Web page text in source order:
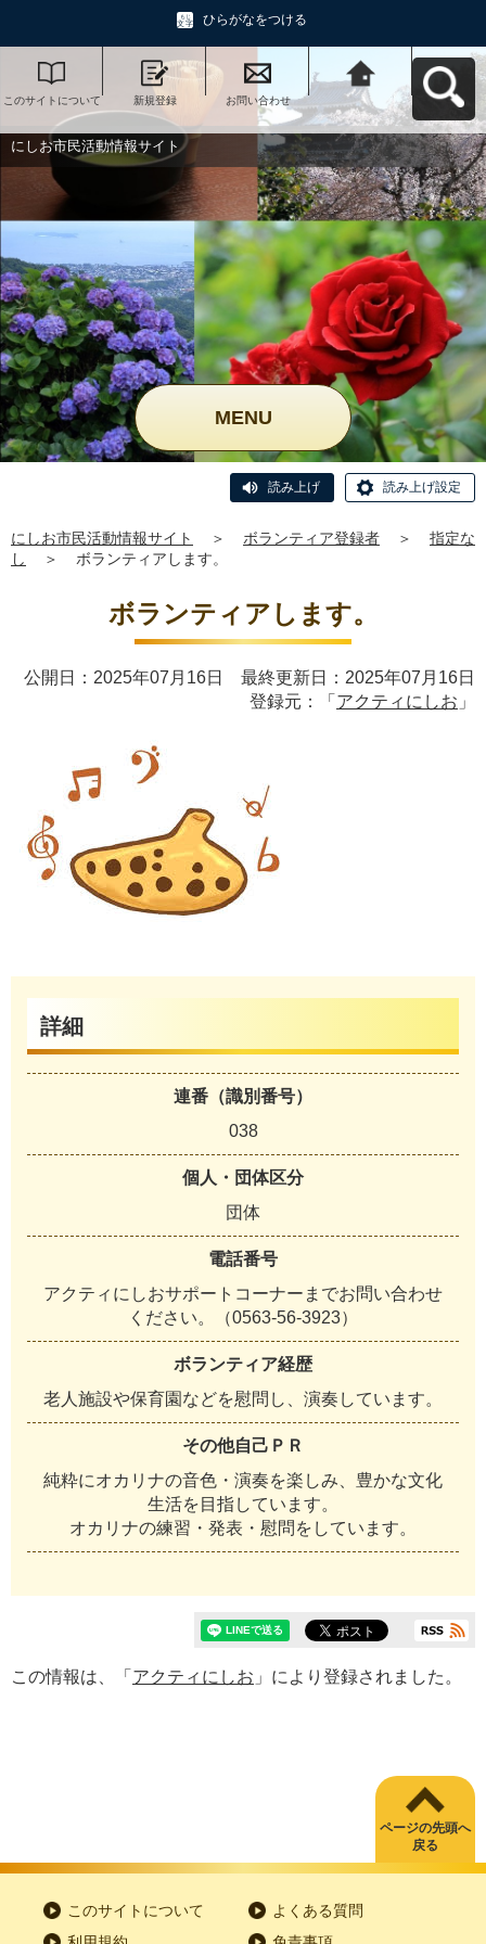
ひらがなをつける
このサイトについて 新規登録 お問い合わせ
にしお市民活動情報
サイトへ戻る
にしお市民活動情報サイト
MENU
読み上げ 読み上げ設定
にしお市民活動情報サイト ＞ ボランティア登録者 ＞
指定な
し
＞ ボランティアします。
ボランティアします。
公開日：2025年07月16日 最終更新日：2025年07月16日
登録元：「 アクティにしお 」
詳細
連番（識別番号）
038
個人・団体区分
団体
電話番号
アクティにしおサポートコーナーまでお問い合わせ
ください。（0563-56-3923）
ボランティア経歴
老人施設や保育園などを慰問し、演奏しています。
その他自己ＰＲ
純粋にオカリナの音色・演奏を楽しみ、豊かな文化
生活を目指しています。
オカリナの練習・発表・慰問をしています。
この情報は、「 アクティにしお 」により登録されました。
ページの先頭へ
戻る
このサイトについて
よくある質問